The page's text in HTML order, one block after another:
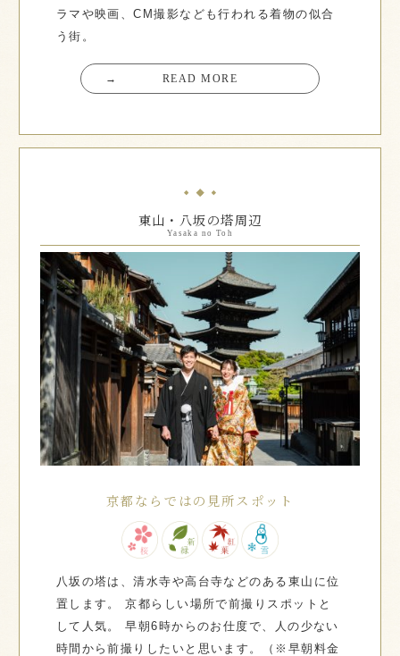
ラマや映画、CM撮影なども行われる着物の似合
う街。
→ READ MORE
東山・八坂の塔周辺
Yasaka no Toh
京都ならではの見所スポット
八坂の塔は、清水寺や高台寺などのある東山に位
置します。
京都らしい場所で前撮りスポットと
して人気。
早朝6時からのお仕度で、人の少ない
時間から前撮りしたいと思います。（※早朝料金